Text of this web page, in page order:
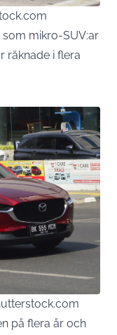
mikro-SUV:ar
räknade i flera
på flera år och